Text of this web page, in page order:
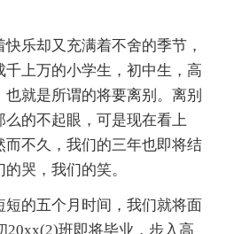
乐却又充满着不舍的季节，
上万的小学生，初中生，高
就是所谓的将要离别。离别
的不起眼，可是现在看上
不久，我们的三年也即将结
哭，我们的笑。
的五个月时间，我们就将面
20xx(2)班即将毕业，步入高